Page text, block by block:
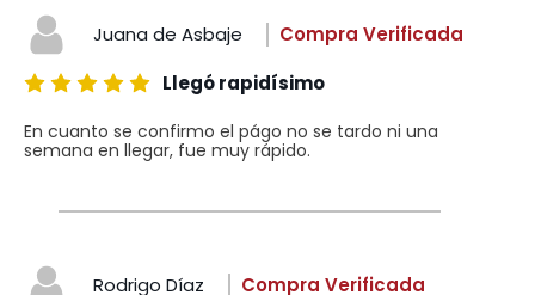
Juana de Asbaje
Compra Verificada
Llegó rapidísimo
En cuanto se confirmo el págo no se tardo ni una
semana en llegar, fue muy rápido.
Rodrigo Díaz
Compra Verificada